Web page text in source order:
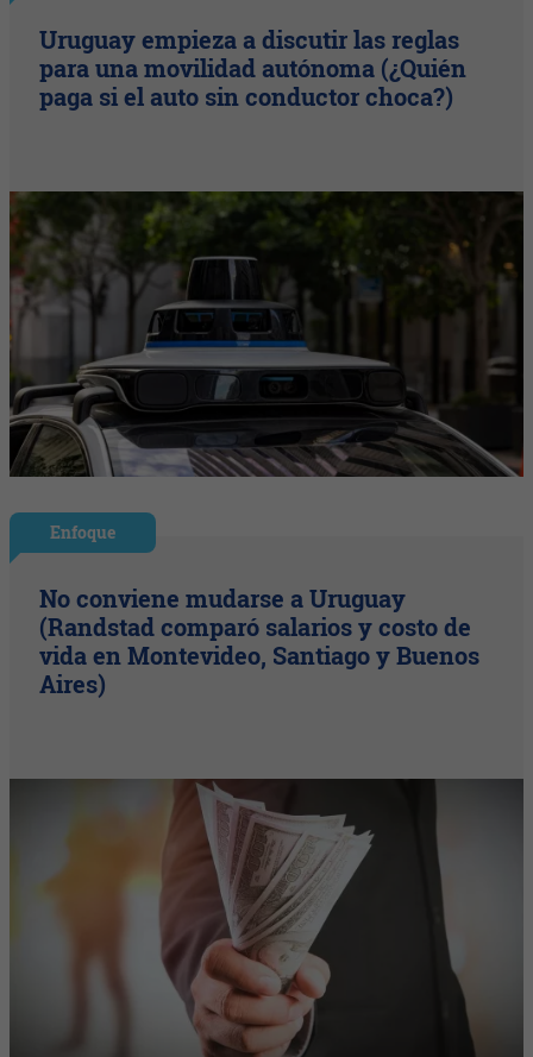
Uruguay empieza a discutir las reglas
para una movilidad autónoma (¿Quién
paga si el auto sin conductor choca?)
Enfoque
No conviene mudarse a Uruguay
(Randstad comparó salarios y costo de
vida en Montevideo, Santiago y Buenos
Aires)